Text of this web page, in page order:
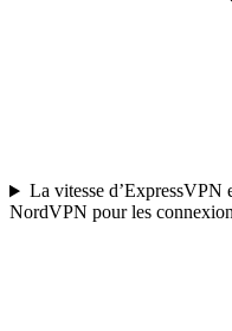
La vitesse d’ExpressVPN
NordVPN pour les